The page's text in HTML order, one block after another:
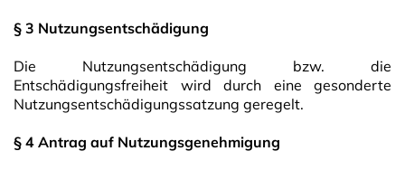
§ 3 Nutzungsentschädigung
Die Nutzungsentschädigung bzw. die
Entschädigungsfreiheit wird durch eine gesonderte
Nutzungsentschädigungssatzung geregelt.
§ 4 Antrag auf Nutzungsgenehmigung